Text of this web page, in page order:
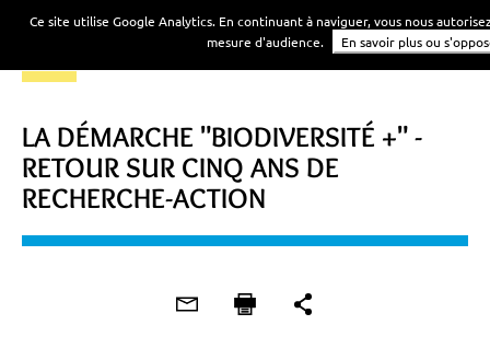
LA DÉMARCHE "BIODIVERSITÉ +" -
RETOUR SUR CINQ ANS DE
RECHERCHE-ACTION
Ce site utilise Google Analytics. En continuant à naviguer, vous nous
mesure d'audience.
En savoir plus ou